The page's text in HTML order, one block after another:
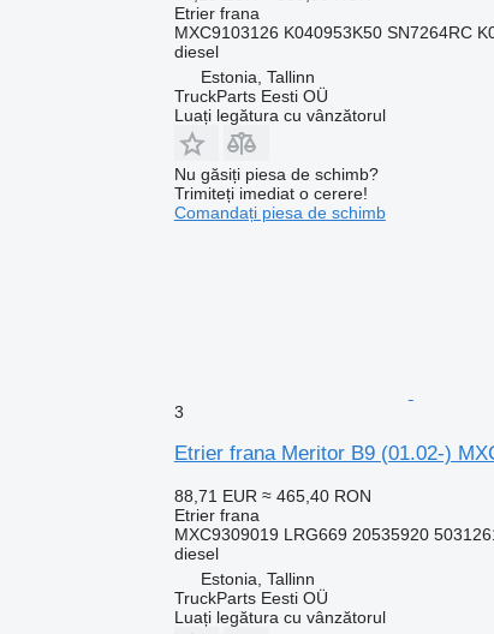
Etrier frana
MXC9103126 K040953K50 SN7264RC
diesel
Estonia, Tallinn
TruckParts Eesti OÜ
Luați legătura cu vânzătorul
Nu găsiți piesa de schimb?
Trimiteți imediat o cerere!
Comandați piesa de schimb
3
Etrier frana Meritor B9 (01.02-)
88,71 EUR ≈ 465,40 RON
Etrier frana
MXC9309019 LRG669 20535920
diesel
Estonia, Tallinn
TruckParts Eesti OÜ
Luați legătura cu vânzătorul